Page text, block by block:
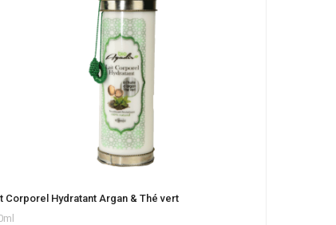
Corporel Hydratant Argan & Thé vert